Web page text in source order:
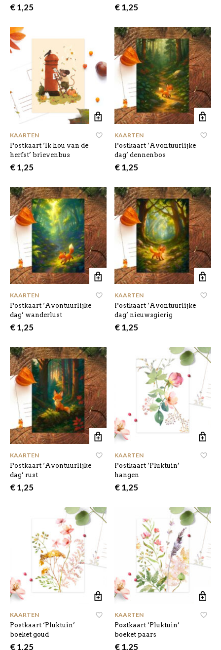
€1,25 €1,25
KAARTEN
Postkaart ‘Ik hou van de
herfst’ brievenbus
€1,25
KAARTEN
Postkaart ‘Avontuurlijke
dag’ dennenbos
€1,25
KAARTEN
Postkaart ‘Avontuurlijke
dag’ wanderlust
€1,25
KAARTEN
Postkaart ‘Avontuurlijke
dag’ nieuwsgierig
€1,25
KAARTEN
Postkaart ‘Avontuurlijke
dag’ rust
€1,25
KAARTEN
Postkaart ‘Pluktuin’
hangen
€1,25
KAARTEN
Postkaart ‘Pluktuin’
boeket goud
€1,25
KAARTEN
Postkaart ‘Pluktuin’
boeket paars
€1,25